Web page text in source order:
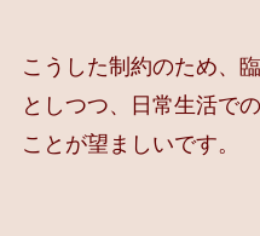
こうした制約のため、
としつつ、日常生活で
ことが望ましいです。